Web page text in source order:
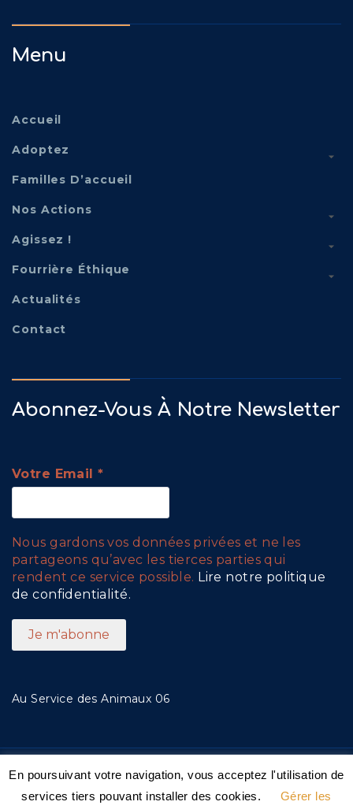
Menu
Accueil
Adoptez
Familles D’accueil
Nos Actions
Agissez !
Fourrière Éthique
Actualités
Contact
Abonnez-Vous À Notre Newsletter
Votre Email*
Nous gardons vos données privées et ne les
partageons qu’avec les tierces parties qui
rendent ce service possible. Lire notre politique
de confidentialité.
Au Service des Animaux 06
© 2019 ASA06 - Au Service des Animaux 06 |Mentions
Légales
En poursuivant votre navigation, vous acceptez l'utilisation de
services tiers pouvant installer des cookies.
Gérer les